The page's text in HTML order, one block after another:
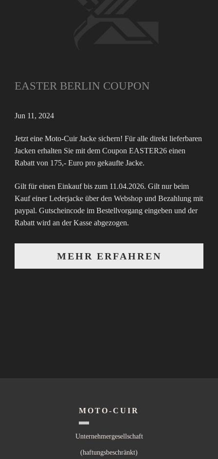
EASTER BERLIN COUPON
Jun 11, 2024
Jetzt eine Moto-Cuir Jacke sichern! Für alle direkt lieferbaren
Jacken erhalten Sie mit dem Coupon EASTER26 einen
Rabatt von 175,- Euro pro gekaufte Jacke.
Gilt für einen Einkauf bis zum 11.04.2026. Gilt nur beim
Kauf einer Lederjacke über den Webshop und Bezahlung mit
paypal. Gutscheincode im Bestellvorgang eingeben und der
Rabatt wird an der Kasse abgezogen.
MEHR ERFAHREN
MOTO-CUIR
Unternehmergesellschaft
(haftungsbeschränkt)